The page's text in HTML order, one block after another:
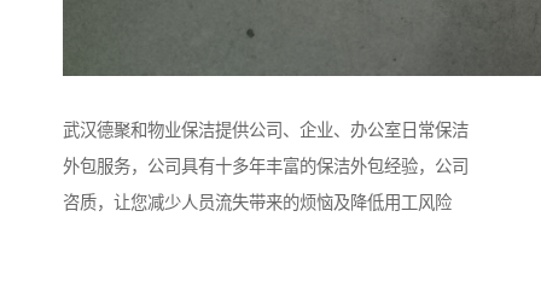
武汉德聚和物业保洁提供公司、企业、办公室日常保洁
外包服务，公司具有十多年丰富的保洁外包经验，公司
咨质，让您减少人员流失带来的烦恼及降低用工风险